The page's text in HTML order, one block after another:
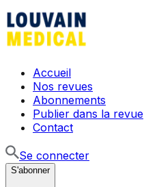
Accueil
Nos revues
Abonnements
Publier dans la revue
Contact
Se connecter
S'abonner